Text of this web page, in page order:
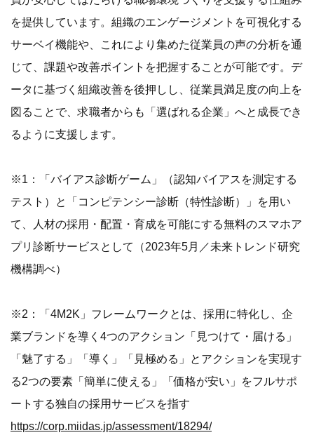
を提供しています。組織のエンゲージメントを可視化する
サーベイ機能や、これにより集めた従業員の声の分析を通
じて、課題や改善ポイントを把握することが可能です。デ
ータに基づく組織改善を後押しし、従業員満足度の向上を
図ることで、求職者からも「選ばれる企業」へと成長でき
るように支援します。
※1：「バイアス診断ゲーム」（認知バイアスを測定する
テスト）と「コンピテンシー診断（特性診断）」を用い
て、人材の採用・配置・育成を可能にする無料のスマホア
プリ診断サービスとして（2023年5月／未来トレンド研究
機構調べ）
※2：「4M2K」フレームワークとは、採用に特化し、企
業ブランドを導く4つのアクション「見つけて・届ける」
「魅了する」「導く」「見極める」とアクションを実現す
る2つの要素「簡単に使える」「価格が安い」をフルサポ
ートする独自の採用サービスを指す
https://corp.miidas.jp/assessment/18294/